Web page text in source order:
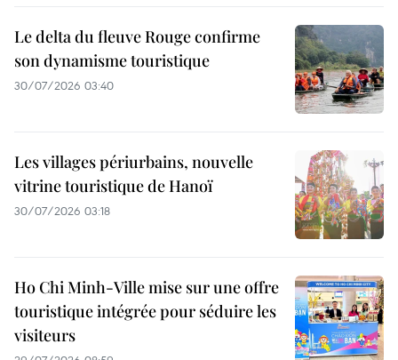
Le delta du fleuve Rouge confirme
son dynamisme touristique
30/07/2026 03:40
Les villages périurbains, nouvelle
vitrine touristique de Hanoï
30/07/2026 03:18
Ho Chi Minh-Ville mise sur une offre
touristique intégrée pour séduire les
visiteurs